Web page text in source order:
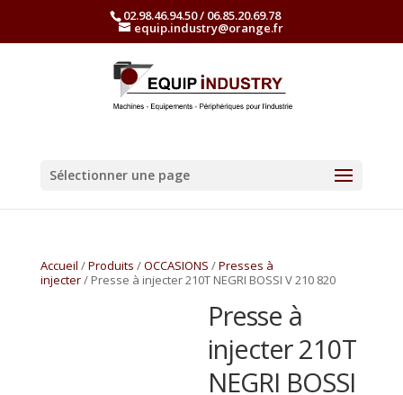
02.98.46.94.50 / 06.85.20.69.78
equip.industry@orange.fr
Sélectionner une page
Accueil /Produits /OCCASIONS /Presses à
injecter/ Presse à injecter 210T NEGRI BOSSI V 210 820
Presse à
injecter 210T
NEGRI BOSSI